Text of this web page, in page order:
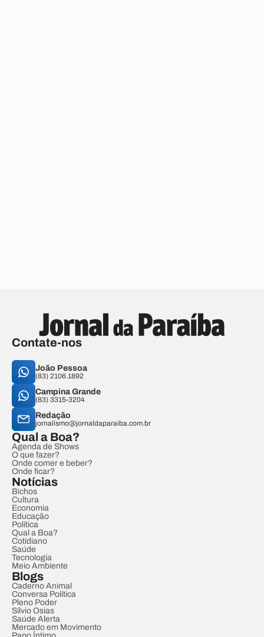
Contate-nos
João Pessoa
(83) 2106.1892
Campina Grande
(83) 3315-3204
Redação
jornalismo@jornaldaparaiba.com.br
Qual a Boa?
Agenda de Shows
O que fazer?
Onde comer e beber?
Onde ficar?
Notícias
Bichos
Cultura
Economia
Educação
Política
Qual a Boa?
Cotidiano
Saúde
Tecnologia
Meio Ambiente
Blogs
Caderno Animal
Conversa Política
Pleno Poder
Sílvio Osias
Saúde Alerta
Mercado em Movimento